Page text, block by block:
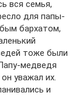
вся семья,
для папы-
бархатом,
тоже были
медведя
уважал их.
и